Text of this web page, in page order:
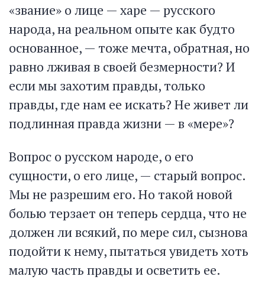
«звание» о лице — харе — русского
народа, на реальном опыте как будто
основанное, — тоже мечта, обратная, но
равно лживая в своей безмерности? И
если мы захотим правды, только
правды, где нам ее искать? Не живет ли
подлинная правда жизни — в «мере»?
Вопрос о русском народе, о его
сущности, о его лице, — старый вопрос.
Мы не разрешим его. Но такой новой
болью терзает он теперь сердца, что не
должен ли всякий, по мере сил, сызнова
подойти к нему, пытаться увидеть хоть
малую часть правды и осветить ее.